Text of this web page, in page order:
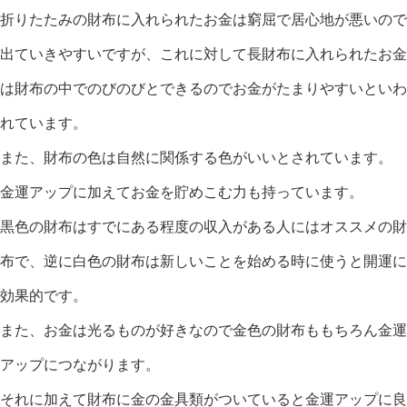
折りたたみの財布に入れられたお金は窮屈で居心地が悪いので
出ていきやすいですが、これに対して長財布に入れられたお金
は財布の中でのびのびとできるのでお金がたまりやすいといわ
れています。
また、財布の色は自然に関係する色がいいとされています。
金運アップに加えてお金を貯めこむ力も持っています。
黒色の財布はすでにある程度の収入がある人にはオススメの財
布で、逆に白色の財布は新しいことを始める時に使うと開運に
効果的です。
また、お金は光るものが好きなので金色の財布ももちろん金運
アップにつながります。
それに加えて財布に金の金具類がついていると金運アップに良